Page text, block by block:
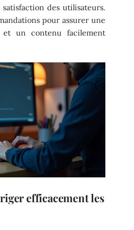
des utilisateurs.
pour assurer une
et un contenu facilement
efficacement les